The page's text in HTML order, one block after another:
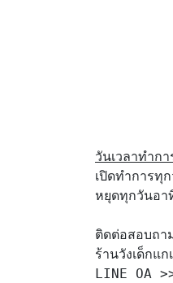
วันเวลาทำก
เปิดทำการ
หยุดทุกวันอ
ติดต่อสอบถา
ร้านวังเด็กแก
LINE OA